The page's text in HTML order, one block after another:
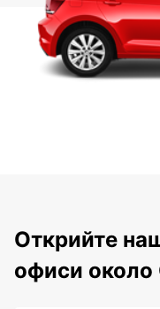
Открийте
офиси около